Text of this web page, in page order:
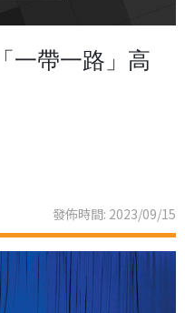
一帶一路」高
發佈時間: 2023/09/15